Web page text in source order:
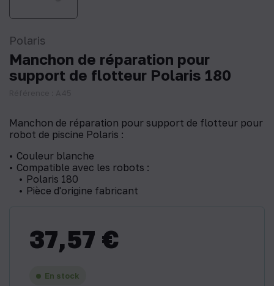
Polaris
Manchon de réparation pour
support de flotteur Polaris 180
Manchon de réparation pour support de flotteur pour
robot de piscine Polaris :
Couleur blanche
Compatible avec les robots :
Polaris 180
Pièce d'origine fabricant
37,57 €
En stock